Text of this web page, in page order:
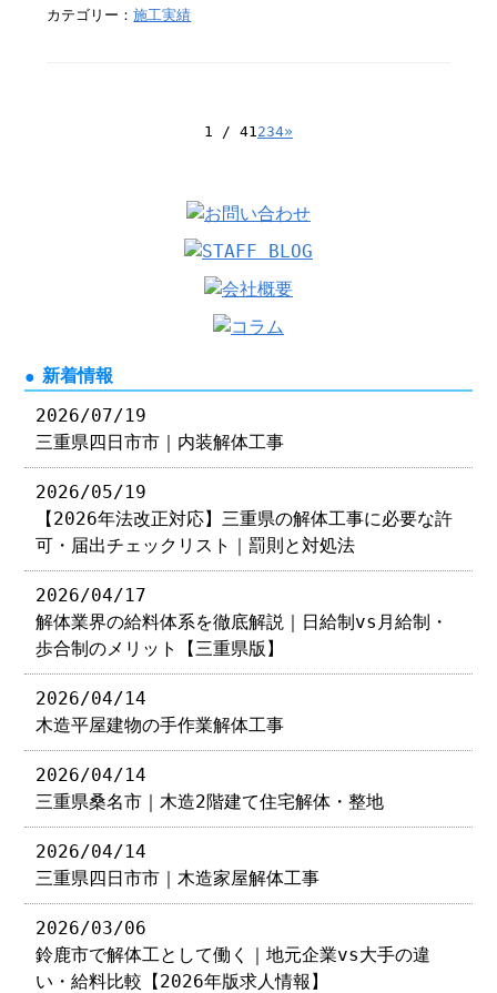
カテゴリー：施工実績
1 / 41234»
新着情報
2026/07/19
三重県四日市市｜内装解体工事
2026/05/19
【2026年法改正対応】三重県の解体工事に必要な許
可・届出チェックリスト｜罰則と対処法
2026/04/17
解体業界の給料体系を徹底解説｜日給制vs月給制・
歩合制のメリット【三重県版】
2026/04/14
木造平屋建物の手作業解体工事
2026/04/14
三重県桑名市｜木造2階建て住宅解体・整地
2026/04/14
三重県四日市市｜木造家屋解体工事
2026/03/06
鈴鹿市で解体工として働く｜地元企業vs大手の違
い・給料比較【2026年版求人情報】